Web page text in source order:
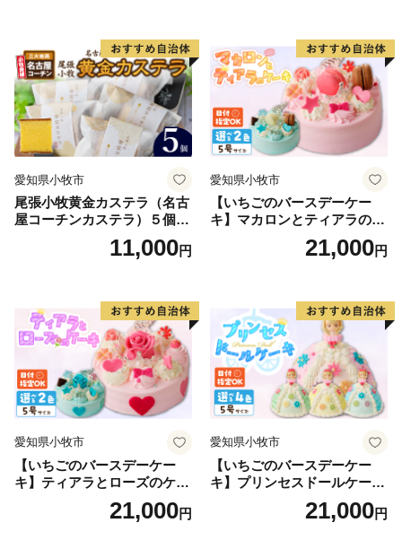
愛知県小牧市
尾張小牧黄金カステラ（名古
屋コーチンカステラ）５個入
名古屋コーチン カステラ ザ
ラメ 常温 愛知県 小牧市 アン
11,000円
愛知県小牧市
【いちごのバースデーケー
キ】マカロンとティアラのケ
ーキ スイーツ 日時指定可 デ
ザート 洋菓子 お取り寄せ 愛
デコレーションケーキ ホー
ルケーキ
21,000円
愛知県小牧市
【いちごのバースデーケー
キ】ティアラとローズのケー
キ スイーツ デザート 洋菓
子 お取り寄せ 愛知県 小牧市
21,000円
愛知県小牧市
【いちごのバースデーケー
キ】プリンセスドールケーキ
日時指定可 スイーツ デザー
ト 洋菓子 お取り寄せ 愛知県
21,000円